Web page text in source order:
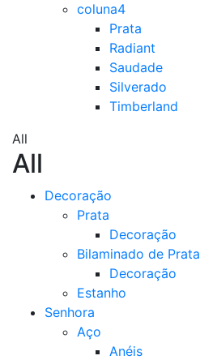
coluna4
Prata
Radiant
Saudade
Silverado
Timberland
All
All
Decoração
Prata
Decoração
Bilaminado de Prata
Decoração
Estanho
Senhora
Aço
Anéis